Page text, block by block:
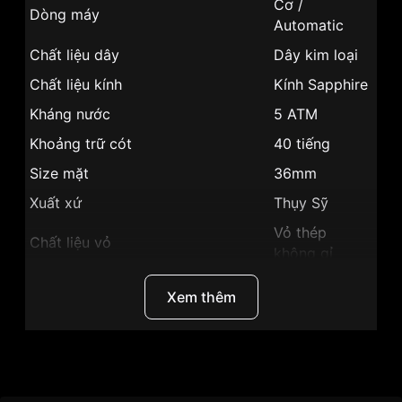
Dòng máy
Cơ /
Automatic
Chất liệu dây
Dây kim loại
Chất liệu kính
Kính Sapphire
Kháng nước
5 ATM
Khoảng trữ cót
40 tiếng
Size mặt
36mm
Xuất xứ
Thụy Sỹ
Chất liệu vỏ
Vỏ thép
không gỉ
Xem thêm